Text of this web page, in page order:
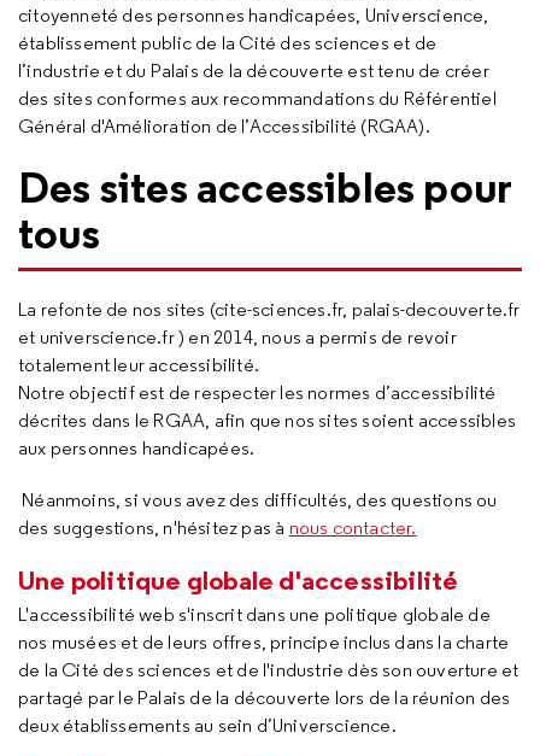
citoyenneté des personnes handicapées, Universcience,
établissement public de la Cité des sciences et de
l’industrie et du Palais de la découverte est tenu de créer
des sites conformes aux recommandations du Référentiel
Général d'Amélioration de l’Accessibilité (RGAA).
Des sites accessibles pour
tous
La refonte de nos sites (cite-sciences.fr, palais-decouverte.fr
et universcience.fr ) en 2014, nous a permis de revoir
totalement leur accessibilité.
Notre objectif est de respecter les normes d’accessibilité
décrites dans le RGAA, afin que nos sites soient accessibles
aux personnes handicapées.
Néanmoins, si vous avez des difficultés, des questions ou
des suggestions, n'hésitez pas à nous contacter.
Une politique globale d'accessibilité
L'accessibilité web s'inscrit dans une politique globale de
nos musées et de leurs offres, principe inclus dans la charte
de la Cité des sciences et de l'industrie dès son ouverture et
partagé par le Palais de la découverte lors de la réunion des
deux établissements au sein d’Universcience.